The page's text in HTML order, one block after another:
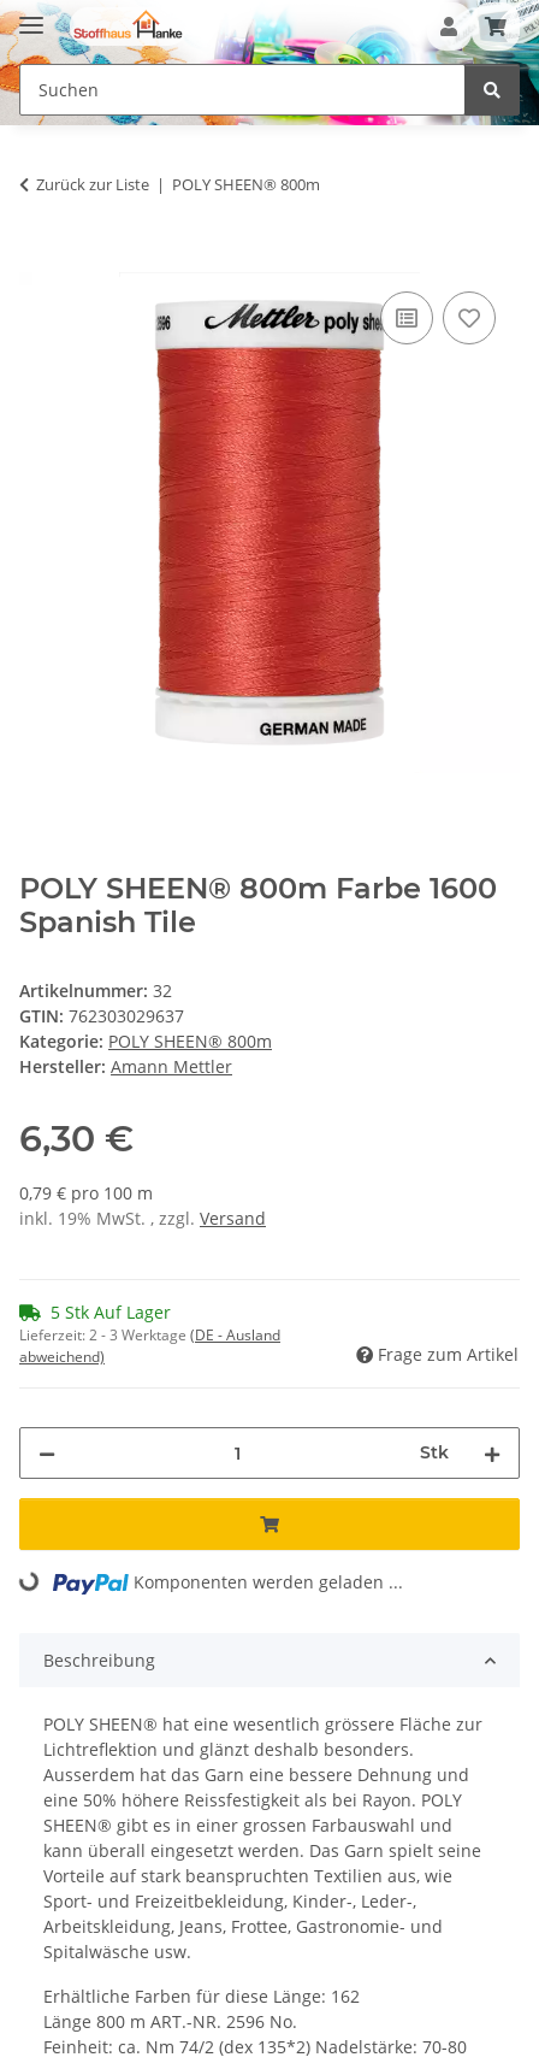
Zurück zur Liste POLY SHEEN® 800m
POLY SHEEN® 800m Farbe 1600
Spanish Tile
Artikelnummer: 32
GTIN: 762303029637
Kategorie: POLY SHEEN® 800m
Hersteller: Amann Mettler
6,30 €
0,79 € pro 100 m
inkl. 19% MwSt. , zzgl. Versand
5 Stk Auf Lager
Lieferzeit:2 - 3 Werktage (DE - Ausland
abweichend)
Frage zum Artikel
Stk
Loading... Komponenten werden geladen ...
Beschreibung
POLY SHEEN® hat eine wesentlich grössere Fläche zur
Lichtreflektion und glänzt deshalb besonders.
Ausserdem hat das Garn eine bessere Dehnung und
eine 50% höhere Reissfestigkeit als bei Rayon. POLY
SHEEN® gibt es in einer grossen Farbauswahl und
kann überall eingesetzt werden. Das Garn spielt seine
Vorteile auf stark beanspruchten Textilien aus, wie
Sport- und Freizeitbekleidung, Kinder-, Leder-,
Arbeitskleidung, Jeans, Frottee, Gastronomie- und
Spitalwäsche usw.
Erhältliche Farben für diese Länge: 162
Länge 800 m ART.-NR. 2596 No.
Feinheit: ca. Nm 74/2 (dex 135*2) Nadelstärke: 70-80